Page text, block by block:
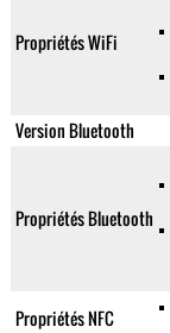
Propriétés WiFi
Version Bluetooth
Propriétés Bluetooth
Propriétés NFC